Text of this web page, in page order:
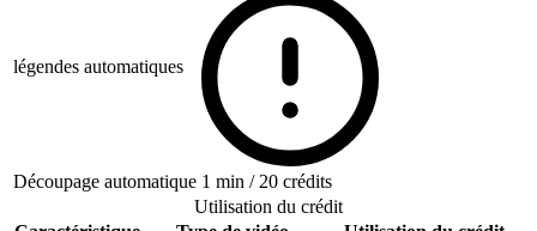
légendes automatiques
Découpage automatique 1 min / 20 crédits
Utilisation du crédit